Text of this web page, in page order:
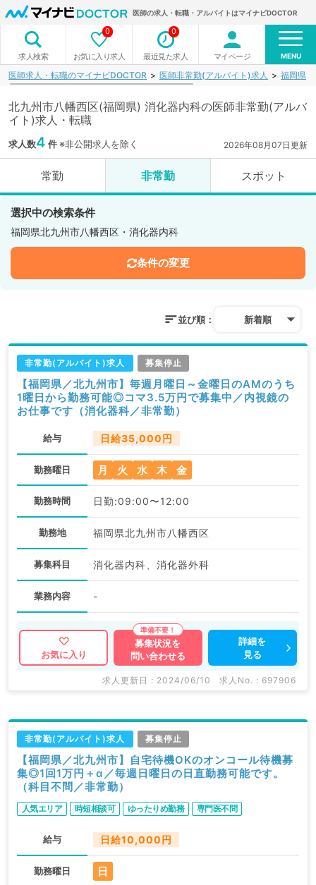
医師の求人・転職・アルバイトはマイナビDOCTOR
求人検索 お気に入り求人
0
最近見た求人
0
マイページ MENU
医師求人・転職のマイナビDOCTOR 医師非常勤(アルバイト)求人 福岡県
北九州市八幡西区(福岡県) 消化器内科の医師非常勤(アルバ
イト)求人・転職
求人数4 件※非公開求人を除く 2026年08月07日更新
常勤 非常勤 スポット
選択中の検索条件
福岡県北九州市八幡西区・消化器内科
条件の変更
並び順： 新着順
非常勤(アルバイト)求人 募集停止
【福岡県／北九州市】毎週月曜日～金曜日のAMのうち
1曜日から勤務可能◎コマ3.5万円で募集中／内視鏡の
お仕事です（消化器科／非常勤）
給与 日給35,000円
勤務曜日 月 火 水 木 金
勤務時間 日勤:09:00〜12:00
勤務地 福岡県北九州市八幡西区
募集科目 消化器内科、消化器外科
業務内容 -
お気に入り
募集状況を
問い合わせる
詳細を
見る
求人更新日 : 2024/06/10 求人No. : 697906
非常勤(アルバイト)求人 募集停止
【福岡県／北九州市】自宅待機OKのオンコール待機募
集◎1回1万円＋α／毎週日曜日の日直勤務可能です。
（科目不問／非常勤）
人気エリア 時短相談可 ゆったりめ勤務 専門医不問
給与 日給10,000円
勤務曜日 日